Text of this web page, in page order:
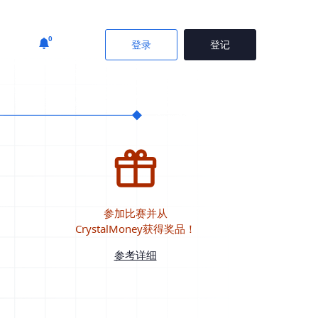
0 登录 登记
参加比赛并从
CrystalMoney获得奖品！
参考详细